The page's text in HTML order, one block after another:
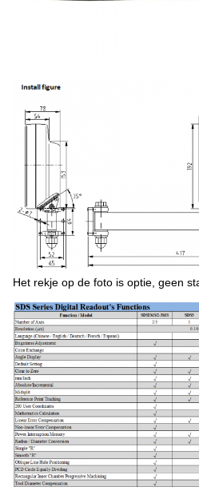
Het rekje op de foto is optie, geen